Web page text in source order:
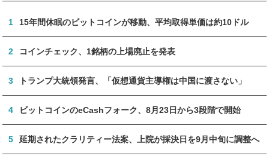
1 15年間休眠のビットコインが移動、平均取得単価は約10ドル
2 コインチェック、1銘柄の上場廃止を発表
3 トランプ大統領発言、「仮想通貨主導権は中国に渡さない」
4 ビットコインのeCashフォーク、8月23日から3段階で開始
5 延期されたクラリティー法案、上院が採決日を9月中旬に調整へ